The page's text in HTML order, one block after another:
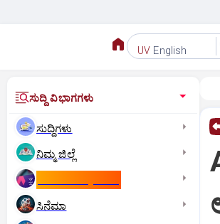
UV English
ಸುದ್ದಿ ವಿಭಾಗಗಳು
ಸುದ್ದಿಗಳು
ನಿಮ್ಮ ಜಿಲ್ಲೆ
ಸಿನೆಮಾ